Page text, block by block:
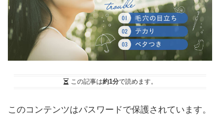
この記事は約1分で読めます。
このコンテンツはパスワードで保護されています。